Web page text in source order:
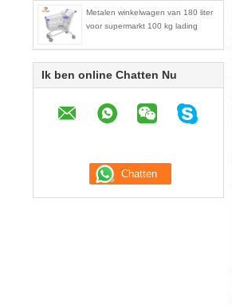
Metalen winkelwagen van 180 liter
voor supermarkt 100 kg lading
Ik ben online Chatten Nu